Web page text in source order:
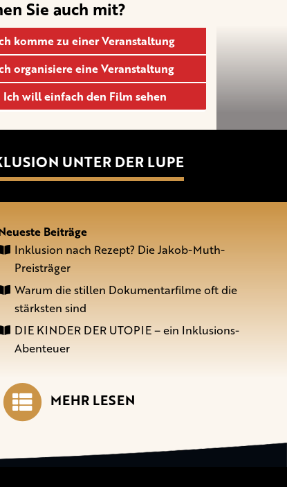
Sie auch mit?
komme zu einer Veranstaltung
organisiere eine Veranstaltung
Ich will einfach den Film sehen
UNTER DER LUPE
Beiträge
Inklusion nach Rezept? Die Jakob-Muth-
Preisträger
Warum die stillen Dokumentarfilme oft die
stärksten sind
DIE KINDER DER UTOPIE – ein Inklusions-
Abenteuer
MEHR LESEN